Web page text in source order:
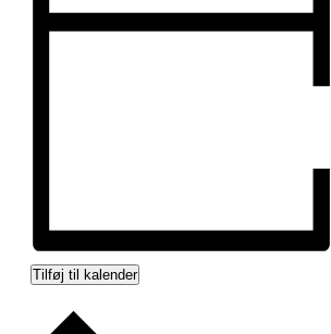
Tilføj til kalender